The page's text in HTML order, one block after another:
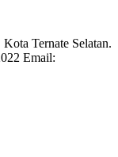
Ternate Selatan.
Email: